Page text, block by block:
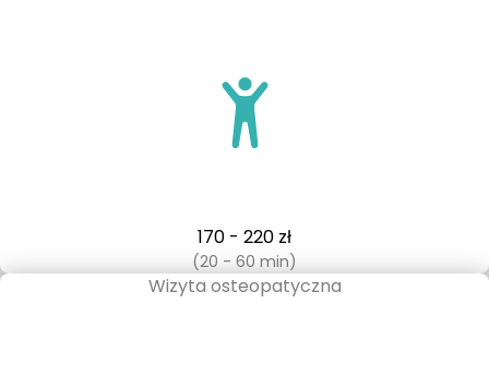
170 - 220 zł
(20 - 60 min)
Wizyta osteopatyczna